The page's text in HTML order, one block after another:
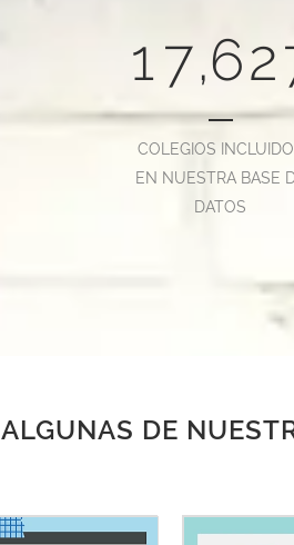
17,62
COLEGIOS
EN NUESTRA BASE
DATOS
ALGUNAS DE